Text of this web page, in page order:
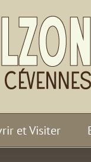
et Visiter